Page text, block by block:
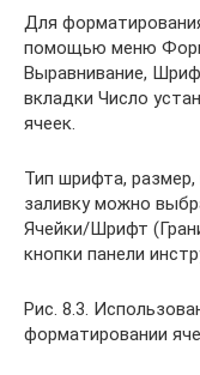
Для
помощью меню
Выравнивание,
вкладки Число
ячеек.
Тип шрифта, размер,
заливку можно
Ячейки/Шрифт
кнопки панели
Рис. 8.3.
форматировании